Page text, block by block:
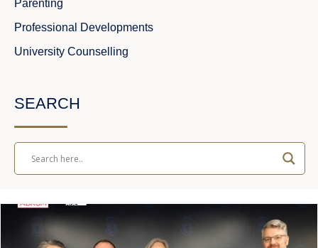
Parenting
Professional Developments​
University Counselling
SEARCH